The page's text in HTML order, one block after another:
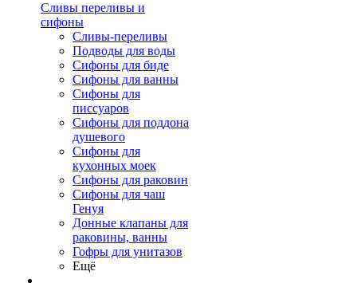
Сливы переливы и
сифоны
Сливы-переливы
Подводы для воды
Сифоны для биде
Сифоны для ванны
Сифоны для
писсуаров
Сифоны для поддона
душевого
Сифоны для
кухонных моек
Сифоны для раковин
Сифоны для чаш
Генуя
Донные клапаны для
раковины, ванны
Гофры для унитазов
Ещё